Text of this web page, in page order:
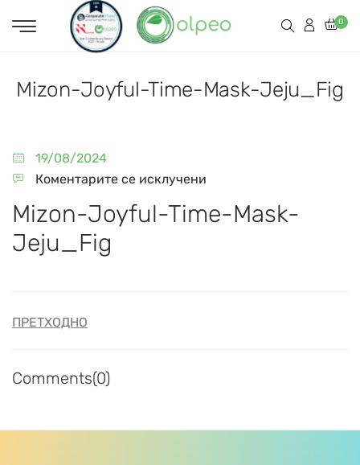
0
Mizon-Joyful-Time-Mask-Jeju_Fig
19/08/2024
Коментарите се исклучени
Mizon-Joyful-Time-Mask-
Jeju_Fig
ПРЕТХОДНО
Comments(0)